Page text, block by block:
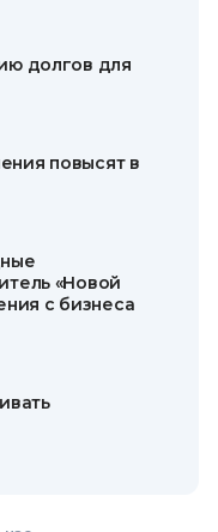
долгов для
повысят в
«Новой
с бизнеса